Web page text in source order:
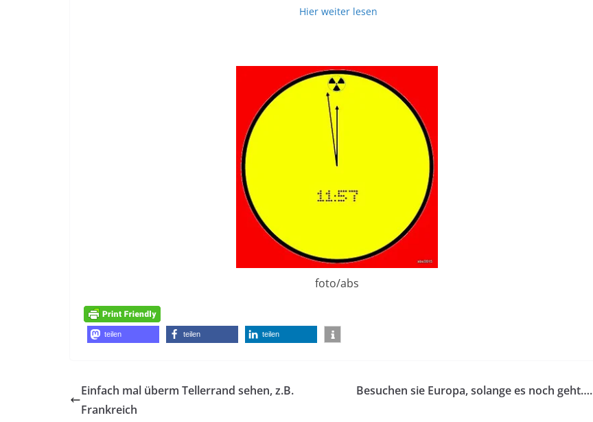
Hier weiter lesen
foto/abs
teilen teilen teilen
Einfach mal überm Tellerrand sehen, z.B.
Frankreich
Besuchen sie Europa, solange es noch geht….